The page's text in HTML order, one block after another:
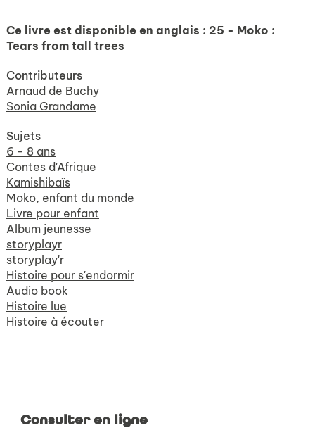
Ce livre est disponible en anglais : 25 - Moko :
Tears from tall trees
Contributeurs
Arnaud de Buchy
Sonia Grandame
Sujets
6 - 8 ans
Contes d'Afrique
Kamishibaïs
Moko, enfant du monde
Livre pour enfant
Album jeunesse
storyplayr
storyplay'r
Histoire pour s'endormir
Audio book
Histoire lue
Histoire à écouter
Consulter en ligne